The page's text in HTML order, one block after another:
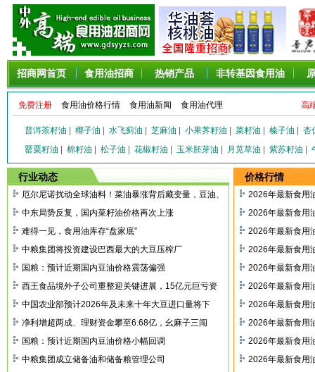
招商网首页 食用油招商 热销产品 非转基因食用油
免费注册 食用油价格行情 食用油新闻 食用油代理 高
普洱茶籽油 椰子油 水飞蓟油 芝麻油 小果荠籽油 菜籽油 榛子油
杏
罂粟籽油
棉籽油 松子油 花椒籽油 玉米胚芽油 月苋草油 紫苏籽油
行业动态
厄尔尼诺扰动全球油料！菜油暴涨背后藏变量，豆油、
中东局势反复，国内菜籽油价格再次上涨
难得一见，食用油库存“盘家底”
中粮集团将投资建设巴西最大的大豆压榨厂
国粮：预计近期国内豆油价格震荡偏强
西王食品境外子公司重整迎关键进展，15亿元巨亏资
中国农业部预计2026年及未来十年大豆进口量将下
净利增超两成、理财资金攀至6.68亿，幺麻子三闯
国粮：预计近期国内豆油价格小幅回调
中粮集团成立储备油和储备粮管理公司
价格行情
2026年最新食用
2026年最新食用
2026年最新食用
2026年最新食用
2026年最新食用
2026年最新食用
2026年最新食用
2026年最新食用
2026年最新食用
2026年最新食用